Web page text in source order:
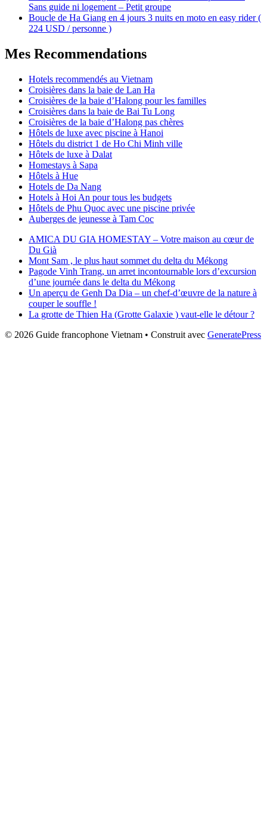
Sans guide ni logement – Petit groupe
Boucle de Ha Giang en 4 jours 3 nuits en moto en easy rider (
224 USD / personne )
Mes Recommendations
Hotels recommendés au Vietnam
Croisières dans la baie de Lan Ha
Croisières de la baie d’Halong pour les familles
Croisières dans la baie de Bai Tu Long
Croisières de la baie d’Halong pas chères
Hôtels de luxe avec piscine à Hanoi
Hôtels du district 1 de Ho Chi Minh ville
Hôtels de luxe à Dalat
Homestays à Sapa
Hôtels à Hue
Hotels de Da Nang
Hotels à Hoi An pour tous les budgets
Hôtels de Phu Quoc avec une piscine privée
Auberges de jeunesse à Tam Coc
AMICA DU GIA HOMESTAY – Votre maison au cœur de
Du Già
Mont Sam , le plus haut sommet du delta du Mékong
Pagode Vinh Trang, un arret incontournable lors d’excursion
d’une journée dans le delta du Mékong
Un aperçu de Genh Da Dia – un chef-d’œuvre de la nature à
couper le souffle !
La grotte de Thien Ha (Grotte Galaxie ) vaut-elle le détour ?
© 2026 Guide francophone Vietnam • Construit avec GeneratePress